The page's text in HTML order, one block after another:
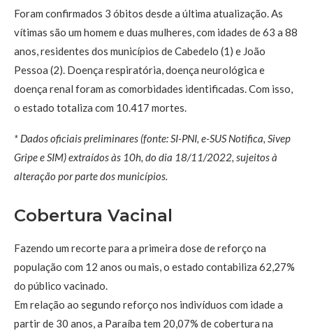
Foram confirmados 3 óbitos desde a última atualização. As
vítimas são um homem e duas mulheres, com idades de 63 a 88
anos, residentes dos municípios de Cabedelo (1) e João
Pessoa (2). Doença respiratória, doença neurológica e
doença renal foram as comorbidades identificadas. Com isso,
o estado totaliza com 10.417 mortes.
* Dados oficiais preliminares (fonte: SI-PNI, e-SUS Notifica, Sivep
Gripe e SIM) extraídos às 10h, do dia 18/11/2022, sujeitos à
alteração por parte dos municípios.
Cobertura Vacinal
Fazendo um recorte para a primeira dose de reforço na
população com 12 anos ou mais, o estado contabiliza 62,27%
do público vacinado.
Em relação ao segundo reforço nos indivíduos com idade a
partir de 30 anos, a Paraíba tem 20,07% de cobertura na